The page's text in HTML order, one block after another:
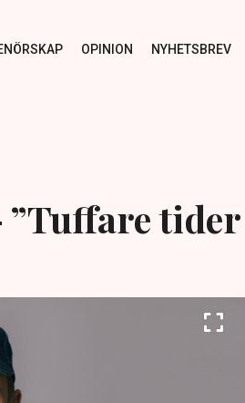
OPINION NYHETSBREV
tider